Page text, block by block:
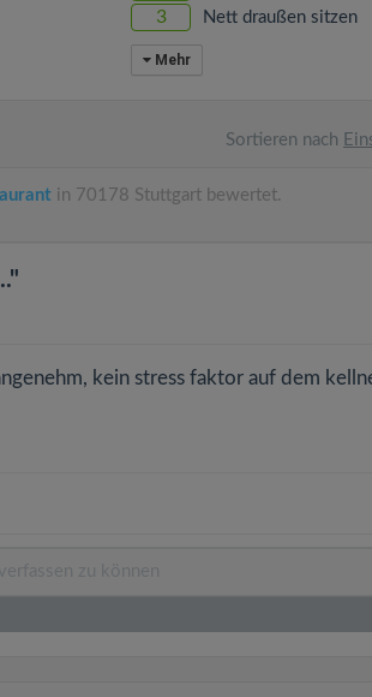
3 Nett draußen sitzen
Mehr
Sortieren nach
in 70178 Stuttgart bewertet.
kein stress faktor auf dem